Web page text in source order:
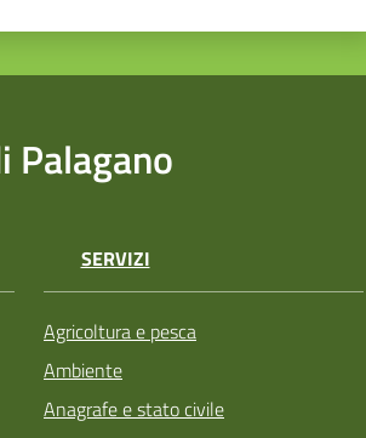
Palagano
SERVIZI
Agricoltura e pesca
Ambiente
Anagrafe e stato civile